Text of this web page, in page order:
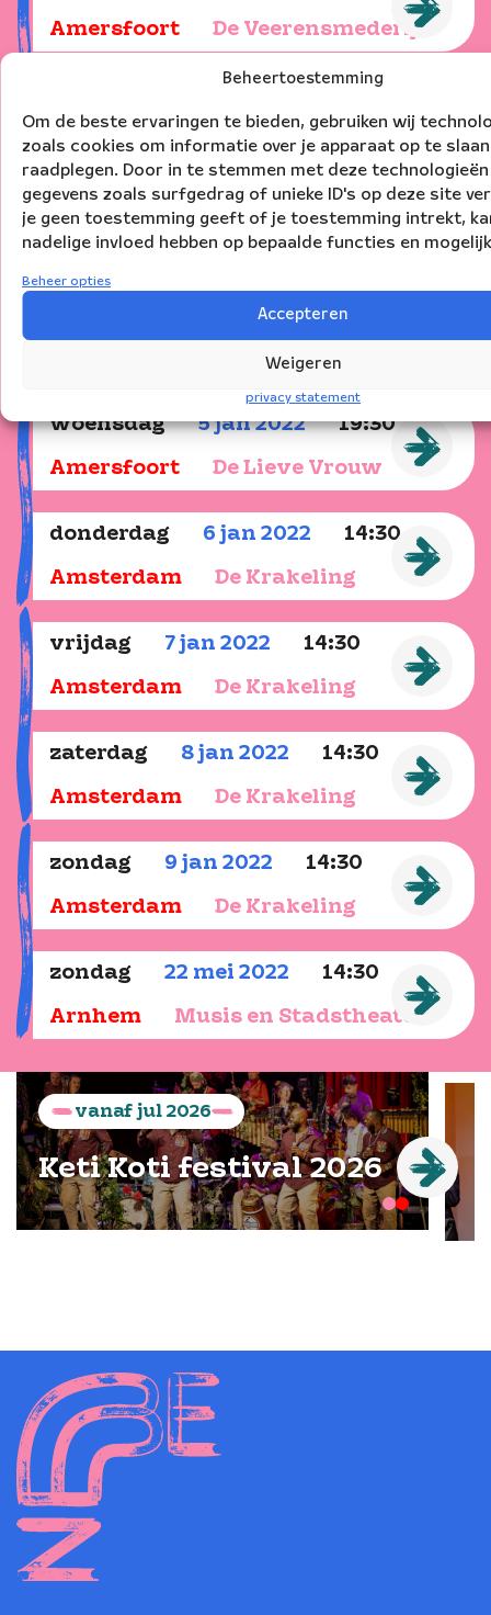
Beheertoestemming
Om de beste ervaringen te bieden, gebruiken wij
zoals cookies om informatie over je apparaat op te
raadplegen. Door in te stemmen met deze
gegevens zoals surfgedrag of unieke ID's op deze site
je geen toestemming geeft of je toestemming intrekt,
nadelige invloed hebben op bepaalde functies en
Beheer opties
Accepteren
Weigeren
privacy statement
Amersfoort De Veerensmederij
Haarlem Toneelschuur
maandag 3jan2022 14:30
Utrecht Theater Kikker
2022 14:30
Theater Kikker
woensdag 5jan2022 19:30
Amersfoort De Lieve Vrouw
donderdag 6 jan 2022 14:30
Amsterdam De Krakeling
vrijdag 7 jan 2022 14:30
Amsterdam De Krakeling
zaterdag 8 jan 2022 14:30
Amsterdam De Krakeling
zondag 9 jan 2022 14:30
Amsterdam De Krakeling
zondag 22 mei 2022 14:30
Arnhem Musis en Stadstheater
vanaf jul 2026
Keti Koti festival 2026